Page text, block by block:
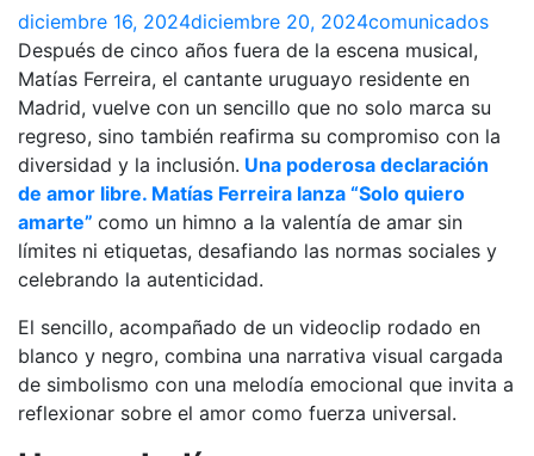
diciembre 16, 2024diciembre 20, 2024comunicados
Después de cinco años fuera de la escena musical,
Matías Ferreira, el cantante uruguayo residente en
Madrid, vuelve con un sencillo que no solo marca su
regreso, sino también reafirma su compromiso con la
diversidad y la inclusión. Una poderosa declaración
de amor libre. Matías Ferreira lanza “Solo quiero
amarte” como un himno a la valentía de amar sin
límites ni etiquetas, desafiando las normas sociales y
celebrando la autenticidad.
El sencillo, acompañado de un videoclip rodado en
blanco y negro, combina una narrativa visual cargada
de simbolismo con una melodía emocional que invita a
reflexionar sobre el amor como fuerza universal.